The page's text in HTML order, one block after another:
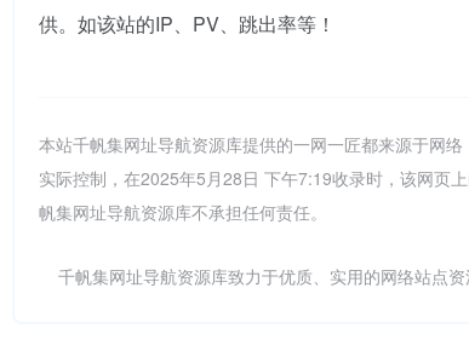
供。如该站的IP、PV、跳出率等！
本站千帆集网址导航资源库提供的一网一匠都来源于网
实际控制，在2025年5月28日 下午7:19收录时，该网页
帆集网址导航资源库不承担任何责任。
千帆集网址导航资源库致力于优质、实用的网络站点资